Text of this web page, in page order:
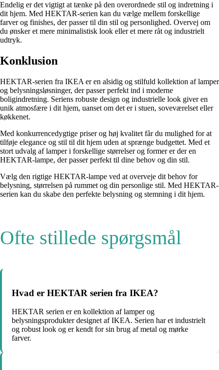
Endelig er det vigtigt at tænke på den overordnede stil og indretning i
dit hjem. Med HEKTAR-serien kan du vælge mellem forskellige
farver og finishes, der passer til din stil og personlighed. Overvej om
du ønsker et mere minimalistisk look eller et mere råt og industrielt
udtryk.
Konklusion
HEKTAR-serien fra IKEA er en alsidig og stilfuld kollektion af lamper
og belysningsløsninger, der passer perfekt ind i moderne
boligindretning. Seriens robuste design og industrielle look giver en
unik atmosfære i dit hjem, uanset om det er i stuen, soveværelset eller
køkkenet.
Med konkurrencedygtige priser og høj kvalitet får du mulighed for at
tilføje elegance og stil til dit hjem uden at sprænge budgettet. Med et
stort udvalg af lamper i forskellige størrelser og former er der en
HEKTAR-lampe, der passer perfekt til dine behov og din stil.
Vælg den rigtige HEKTAR-lampe ved at overveje dit behov for
belysning, størrelsen på rummet og din personlige stil. Med HEKTAR-
serien kan du skabe den perfekte belysning og stemning i dit hjem.
Ofte stillede spørgsmål
Hvad er HEKTAR serien fra IKEA?
HEKTAR serien er en kollektion af lamper og
belysningsprodukter designet af IKEA. Serien har et industrielt
og robust look og er kendt for sin brug af metal og mørke
farver.